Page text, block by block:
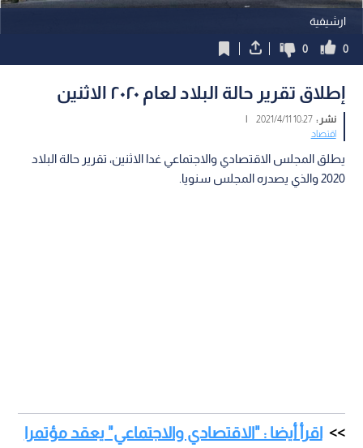
ارشيفية
0
0
إطلاق تقرير حالة البلاد لعام ٢٠٢٠ الاثنين
نشر :10:27 2021/4/11
|
اقتصاد
يطلق المجلس الاقتصادي والاجتماعي غدا الاثنين، تقرير حالة البلاد
2020 والذي يصدره المجلس سنويا.
اقرأ أيضا : "الاقتصادي والاجتماعي" يعقد مؤتمرا